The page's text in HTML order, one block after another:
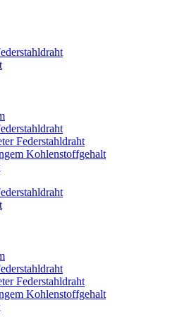
Federstahldraht
Kohlenstoffgehalt
Federstahldraht
Kohlenstoffgehalt